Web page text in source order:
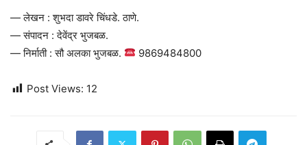
— लेखन : शुभदा डावरे चिंधडे. ठाणे.
— संपादन : देवेंद्र भुजबळ.
— निर्माती : सौ अलका भुजबळ.
9869484800
Post Views: 12